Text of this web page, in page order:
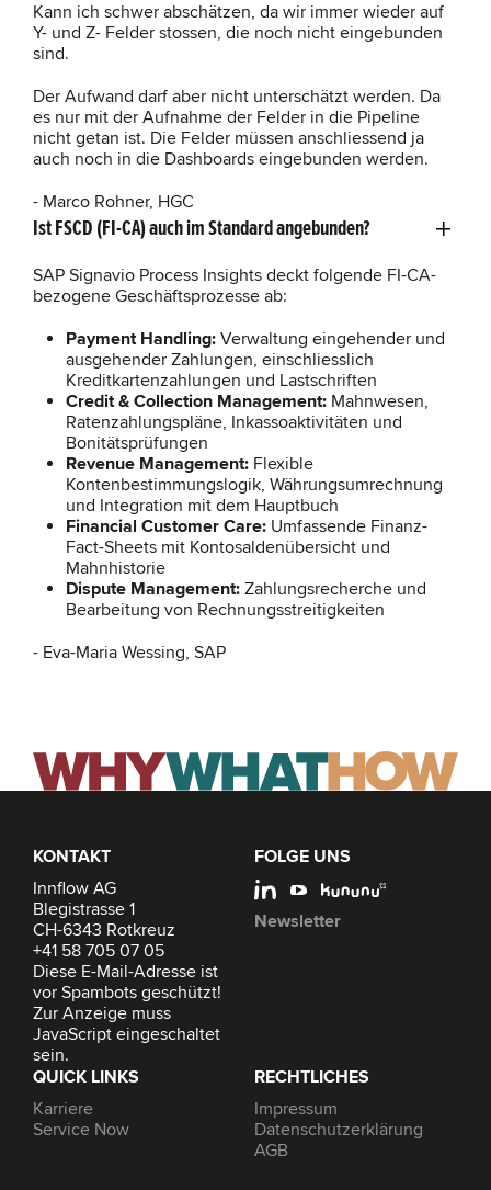
Kann ich schwer abschätzen, da wir immer wieder auf
Y- und Z- Felder stossen, die noch nicht eingebunden
sind.
Der Aufwand darf aber nicht unterschätzt werden. Da
es nur mit der Aufnahme der Felder in die Pipeline
nicht getan ist. Die Felder müssen anschliessend ja
auch noch in die Dashboards eingebunden werden.
- Marco Rohner, HGC
Ist FSCD (FI-CA) auch im Standard angebunden?
SAP Signavio Process Insights deckt folgende FI-CA-
bezogene Geschäftsprozesse ab:
Payment Handling: Verwaltung eingehender und
ausgehender Zahlungen, einschliesslich
Kreditkartenzahlungen und Lastschriften
Credit & Collection Management: Mahnwesen,
Ratenzahlungspläne, Inkassoaktivitäten und
Bonitätsprüfungen
Revenue Management: Flexible
Kontenbestimmungslogik, Währungsumrechnung
und Integration mit dem Hauptbuch
Financial Customer Care: Umfassende Finanz-
Fact-Sheets mit Kontosaldenübersicht und
Mahnhistorie
Dispute Management: Zahlungsrecherche und
Bearbeitung von Rechnungsstreitigkeiten
- Eva-Maria Wessing, SAP
KONTAKT
Innflow AG
Blegistrasse 1
CH-6343 Rotkreuz
+41 58 705 07 05
Diese E-Mail-Adresse ist
vor Spambots geschützt!
Zur Anzeige muss
JavaScript eingeschaltet
sein.
FOLGE UNS
Newsletter
QUICK LINKS
Karriere
Service Now
RECHTLICHES
Impressum
Datenschutzerklärung
AGB